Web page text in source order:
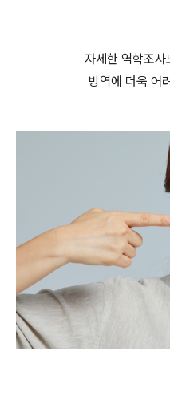
자세한 역학조
방역에 더욱 어